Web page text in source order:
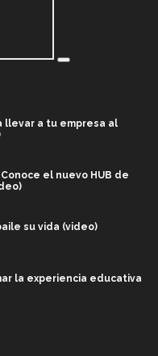
llevar a tu empresa al
el nuevo HUB de
su vida (video)
la experiencia educativa